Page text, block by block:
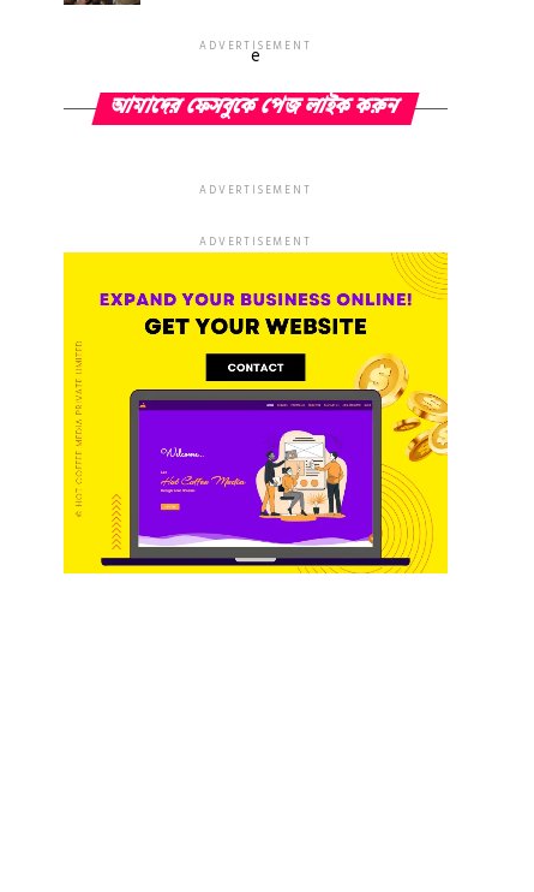
ADVERTISEMENT
e
আমাদের ফেসবুকে পেজ লাইক করুন
ADVERTISEMENT
ADVERTISEMENT